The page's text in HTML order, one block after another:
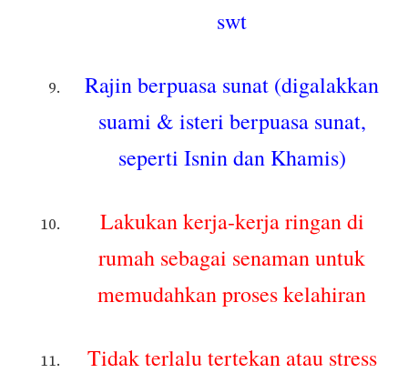
swt
Rajin berpuasa sunat (digalakkan
suami & isteri berpuasa sunat,
seperti Isnin dan Khamis)
Lakukan kerja-kerja ringan di
rumah sebagai senaman untuk
memudahkan proses kelahiran
Tidak terlalu tertekan atau stress